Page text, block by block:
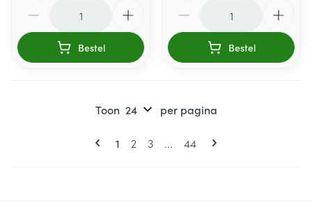
Bestel Bestel
U lees momenteel pagina
1 Pagina
2 Pagina
3 ... Pagina
44
Toon per pagina